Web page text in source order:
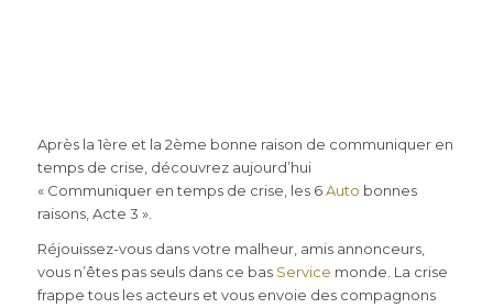
Après la 1ère et la 2ème bonne raison de communiquer en
temps de crise, découvrez aujourd’hui
« Communiquer en temps de crise, les 6Auto bonnes
raisons, Acte 3 ».
Réjouissez-vous dans votre malheur, amis annonceurs,
vous n’êtes pas seuls dans ce bas Service monde. La crise
frappe tous les acteurs et vous envoie des compagnons